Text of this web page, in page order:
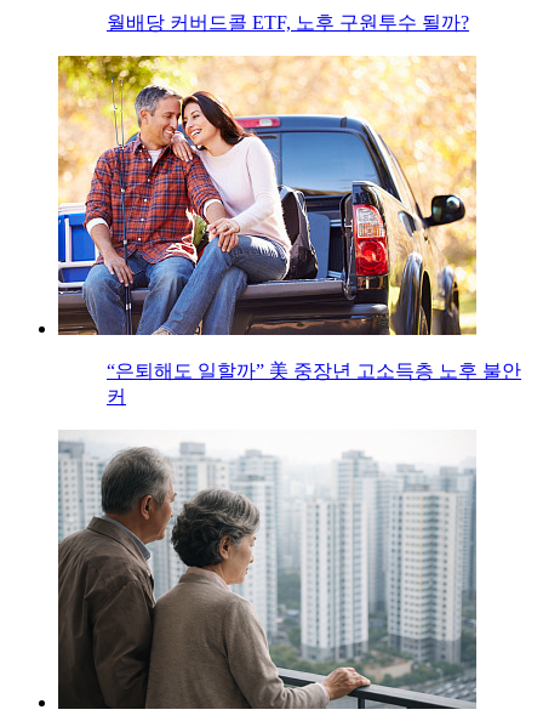
월배당 커버드콜 ETF, 노후 구원투수 될까?
“은퇴해도 일할까” 美 중장년 고소득층 노후 불안
커